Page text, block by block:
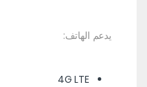
يدعم الهاتف:
4G LTE